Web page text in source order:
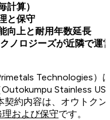
計算）
と保守
向上と耐用年数延長
ノロジーズが近隣で運
Technologies）
Stainless
約内容は、オウトク
理および保守です。